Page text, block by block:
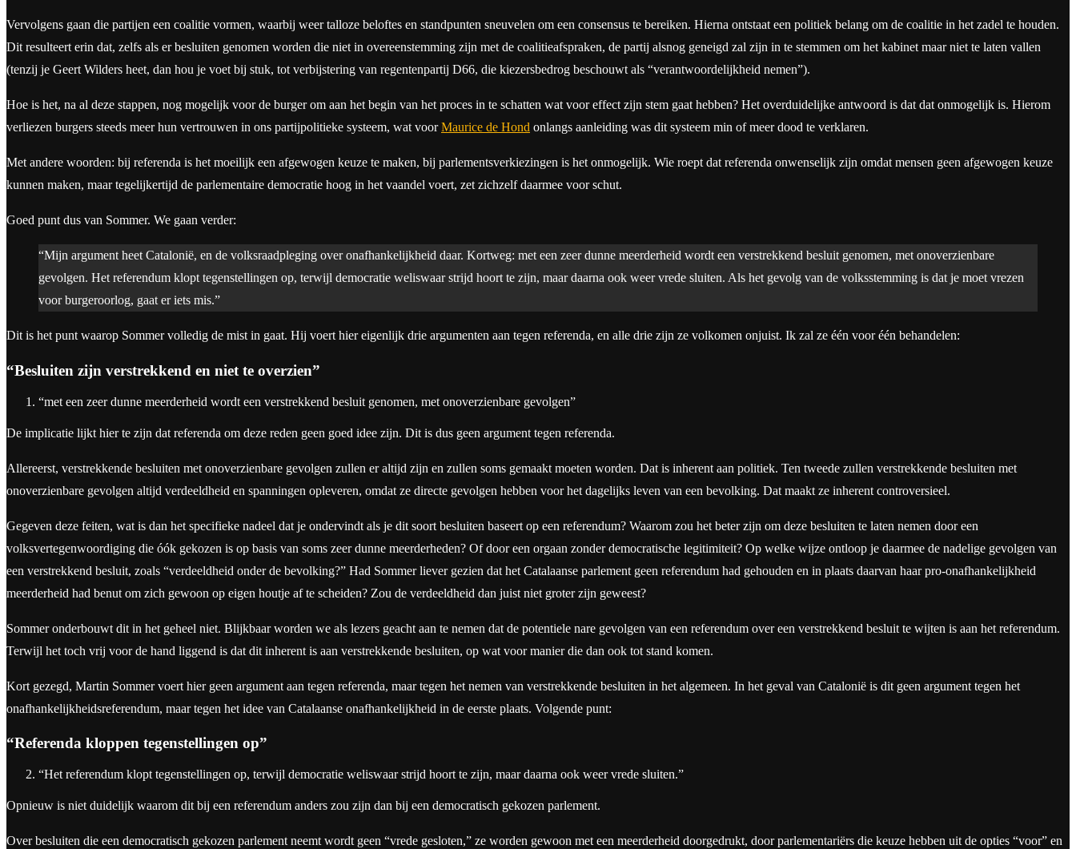
Vervolgens gaan die partijen een coalitie vormen, waarbij weer talloze beloftes en standpunten sneuvelen om een consensus te bereiken. Hierna ontstaat een politiek belang om de coalitie in het zadel te houden.
Dit resulteert erin dat, zelfs als er besluiten genomen worden die niet in overeenstemming zijn met de coalitieafspraken, de partij alsnog geneigd zal zijn in te stemmen om het kabinet maar niet te laten vallen
(tenzij je Geert Wilders heet, dan hou je voet bij stuk, tot verbijstering van regentenpartij D66, die kiezersbedrog beschouwt als “verantwoordelijkheid nemen”).
Hoe is het, na al deze stappen, nog mogelijk voor de burger om aan het begin van het proces in te schatten wat voor effect zijn stem gaat hebben? Het overduidelijke antwoord is dat dat onmogelijk is. Hierom
verliezen burgers steeds meer hun vertrouwen in ons partijpolitieke systeem, wat voorMaurice de Hond onlangs aanleiding was dit systeem min of meer dood te verklaren.
Met andere woorden: bij referenda is het moeilijk een afgewogen keuze te maken, bij parlementsverkiezingen is het onmogelijk. Wie roept dat referenda onwenselijk zijn omdat mensen geen afgewogen keuze
kunnen maken, maar tegelijkertijd de parlementaire democratie hoog in het vaandel voert, zet zichzelf daarmee voor schut.
Goed punt dus van Sommer. We gaan verder:
“Mijn argument heet Catalonië, en de volksraadpleging over onafhankelijkheid daar. Kortweg: met een zeer dunne meerderheid wordt een verstrekkend besluit genomen, met onoverzienbare
gevolgen. Het referendum klopt tegenstellingen op, terwijl democratie weliswaar strijd hoort te zijn, maar daarna ook weer vrede sluiten. Als het gevolg van de volksstemming is dat je moet vrezen
voor burgeroorlog, gaat er iets mis.”
Dit is het punt waarop Sommer volledig de mist in gaat. Hij voert hier eigenlijk drie argumenten aan tegen referenda, en alle drie zijn ze volkomen onjuist. Ik zal ze één voor één behandelen:
“Besluiten zijn verstrekkend en niet te overzien”
“met een zeer dunne meerderheid wordt een verstrekkend besluit genomen, met onoverzienbare gevolgen”
De implicatie lijkt hier te zijn dat referenda om deze reden geen goed idee zijn. Dit is dus geen argument tegen referenda.
Allereerst, verstrekkende besluiten met onoverzienbare gevolgen zullen er altijd zijn en zullen soms gemaakt moeten worden. Dat is inherent aan politiek. Ten tweede zullen verstrekkende besluiten met
onoverzienbare gevolgen altijd verdeeldheid en spanningen opleveren, omdat ze directe gevolgen hebben voor het dagelijks leven van een bevolking. Dat maakt ze inherent controversieel.
Gegeven deze feiten, wat is dan het specifieke nadeel dat je ondervindt als je dit soort besluiten baseert op een referendum? Waarom zou het beter zijn om deze besluiten te laten nemen door een
volksvertegenwoordiging die óók gekozen is op basis van soms zeer dunne meerderheden? Of door een orgaan zonder democratische legitimiteit? Op welke wijze ontloop je daarmee de nadelige gevolgen van
een verstrekkend besluit, zoals “verdeeldheid onder de bevolking?” Had Sommer liever gezien dat het Catalaanse parlement geen referendum had gehouden en in plaats daarvan haar pro-onafhankelijkheid
meerderheid had benut om zich gewoon op eigen houtje af te scheiden? Zou de verdeeldheid dan juist niet groter zijn geweest?
Sommer onderbouwt dit in het geheel niet. Blijkbaar worden we als lezers geacht aan te nemen dat de potentiele nare gevolgen van een referendum over een verstrekkend besluit te wijten is aan het referendum.
Terwijl het toch vrij voor de hand liggend is dat dit inherent is aan verstrekkende besluiten, op wat voor manier die dan ook tot stand komen.
Kort gezegd, Martin Sommer voert hier geen argument aan tegen referenda, maar tegen het nemen van verstrekkende besluiten in het algemeen. In het geval van Catalonië is dit geen argument tegen het
onafhankelijkheidsreferendum, maar tegen het idee van Catalaanse onafhankelijkheid in de eerste plaats. Volgende punt:
“Referenda kloppen tegenstellingen op”
“Het referendum klopt tegenstellingen op, terwijl democratie weliswaar strijd hoort te zijn, maar daarna ook weer vrede sluiten.”
Opnieuw is niet duidelijk waarom dit bij een referendum anders zou zijn dan bij een democratisch gekozen parlement.
Over besluiten die een democratisch gekozen parlement neemt wordt geen “vrede gesloten,” ze worden gewoon met een meerderheid doorgedrukt, door parlementariërs die keuze hebben uit de opties “voor” en